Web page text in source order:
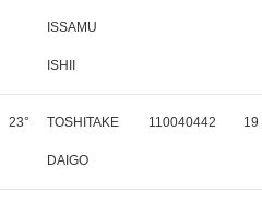
ISSAMU
ISHII
23° TOSHITAKE
DAIGO
110040442 19